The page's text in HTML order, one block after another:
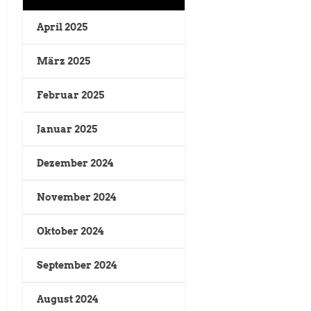
April 2025
März 2025
Februar 2025
Januar 2025
Dezember 2024
November 2024
Oktober 2024
September 2024
August 2024